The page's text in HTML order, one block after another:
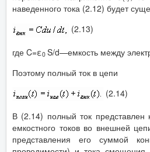
наведенного тока (2.12) будет
(2.13)
где C=ε0 S/d—емкость между
Поэтому полный ток в цепи
(2.14)
В (2.14) полный ток представлен
емкостного токов во внешней
представления его суммой